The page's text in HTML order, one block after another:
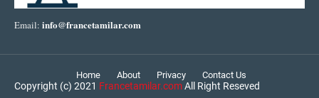
Email: info@francetamilar.com
Home About Privacy Contact Us
Copyright (c) 2021 Francetamilar.comAll Right Reseved